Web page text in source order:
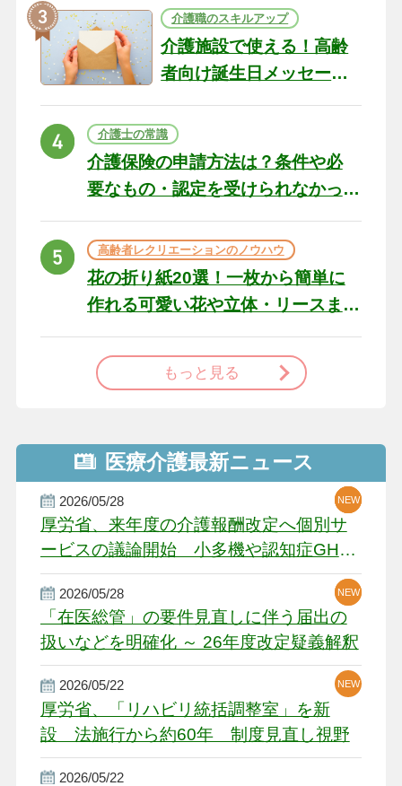
介護職のスキルアップ
介護施設で使える！高齢
者向け誕生日メッセージ
ト
介護士の常識
介護保険の申請方法は？条件や必
要なもの・認定を受けられなかっ
高齢者レクリエーションのノウハウ
花の折り紙20選！一枚から簡単に
作れる可愛い花や立体・リースま
もっと見る
医療介護最新ニュース
2026/05/28
厚労省、来年度の介護報酬改定へ個別サ
ービスの議論開始 小多機や認知症GH、
厳しい経営環境に危機感
NEW
NEW
NEW
2026/05/28
「在医総管」の要件見直しに伴う届出の
扱いなどを明確化 ～ 26年度改定疑義解釈
NEW
NEW
2026/05/22
厚労省、「リハビリ統括調整室」を新
設 法施行から約60年 制度見直し視野
NEW
2026/05/22